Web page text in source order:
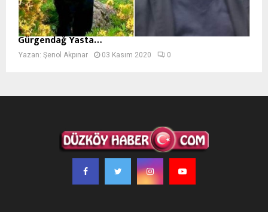
Gürgendağ Yasta…
Yazan: Şenol Akpınar 03 Kasım 2020 0